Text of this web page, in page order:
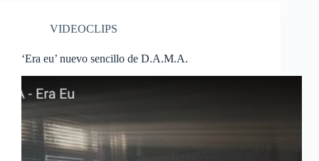
VIDEOCLIPS
‘Era eu’ nuevo sencillo de D.A.M.A.